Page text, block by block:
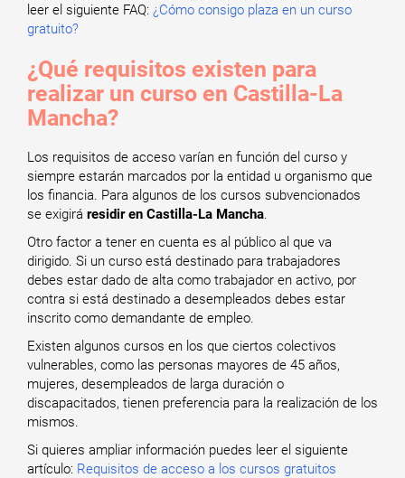
leer el siguiente FAQ: ¿Cómo consigo plaza en un curso
gratuito?
¿Qué requisitos existen para
realizar un curso en Castilla-La
Mancha?
Los requisitos de acceso varían en función del curso y
siempre estarán marcados por la entidad u organismo que
los financia. Para algunos de los cursos subvencionados
se exigirá residir en Castilla-La Mancha.
Otro factor a tener en cuenta es al público al que va
dirigido. Si un curso está destinado para trabajadores
debes estar dado de alta como trabajador en activo, por
contra si está destinado a desempleados debes estar
inscrito como demandante de empleo.
Existen algunos cursos en los que ciertos colectivos
vulnerables, como las personas mayores de 45 años,
mujeres, desempleados de larga duración o
discapacitados, tienen preferencia para la realización de los
mismos.
Si quieres ampliar información puedes leer el siguiente
artículo: Requisitos de acceso a los cursos gratuitos